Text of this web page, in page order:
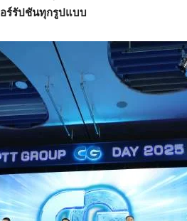
ร์รัปชันทุกรูปแบบ